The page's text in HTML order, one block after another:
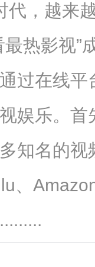
代，越来
最热影视”
过在线
娱乐。
知名的
、